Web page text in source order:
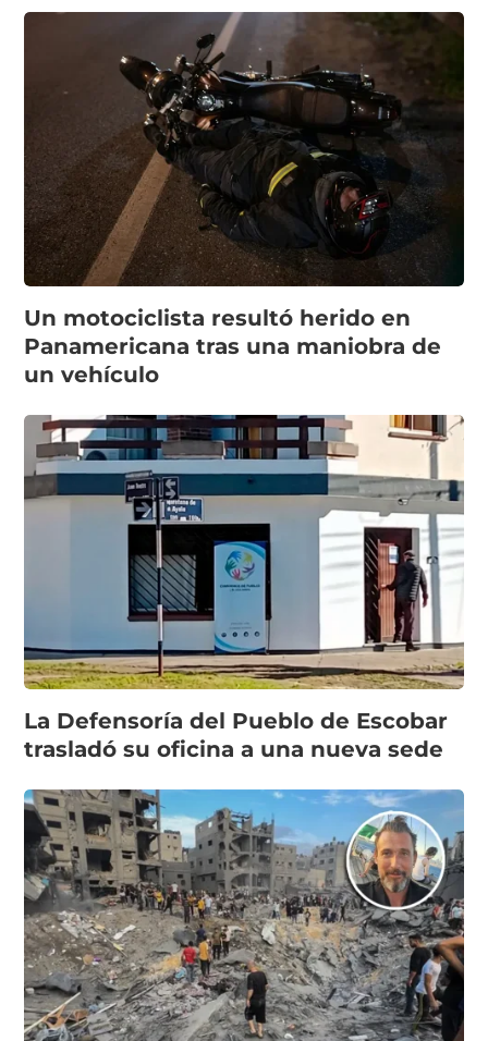
Un motociclista resultó herido en
Panamericana tras una maniobra de
un vehículo
La Defensoría del Pueblo de Escobar
trasladó su oficina a una nueva sede